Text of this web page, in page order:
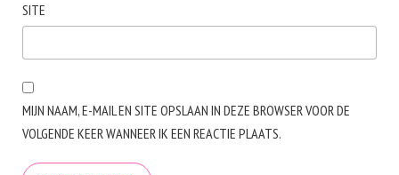
SITE
MIJN NAAM, E-MAIL EN SITE OPSLAAN IN DEZE BROWSER VOOR DE
VOLGENDE KEER WANNEER IK EEN REACTIE PLAATS.